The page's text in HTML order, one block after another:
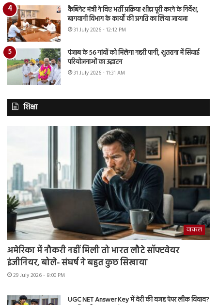
कैबिनेट मंत्री ने दिए भर्ती प्रक्रिया शीघ्र पूरी करने के निर्देश,
बागवानी विभाग के कार्यों की प्रगति का लिया जायजा
31 July 2026 - 12:12 PM
पंजाब के 56 गांवों को मिलेगा नहरी पानी, शुतराना में सिंचाई
परियोजनाओं का उद्घाटन
31 July 2026 - 11:31 AM
शिक्षा
वायरल
अमेरिका में नौकरी नहीं मिली तो भारत लौटे सॉफ्टवेयर
इंजीनियर, बोले- संघर्ष ने बहुत कुछ सिखाया
29 July 2026 - 8:00 PM
UGC NET Answer Key में देरी की वजह पेपर लीक विवाद?